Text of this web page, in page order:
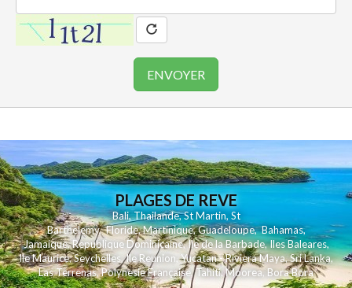
PLAGES DE REVE
Bali,Thailande,St Martin,St
Barthelemy,Floride,Martinique,Guadeloupe,Bahamas,
Jamaique,Republique Dominicaine,Ile de la Barbade,Iles Baleares,
Ile Maurice,Seychelles,Ile Reunion,Yucatan - Riviera Maya,Sri Lanka,
Las Terrenas,Polynesie Française,Tahiti,Moorea, Bora Bora